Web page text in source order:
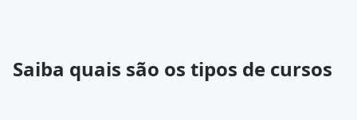
Saiba quais são os tipos de cursos